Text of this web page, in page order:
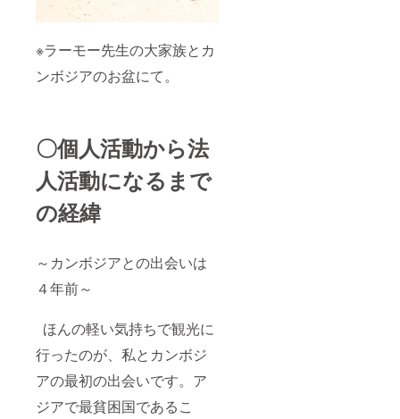
※ラーモー先生の大家族とカ
ンボジアのお盆にて。
〇個人活動から法
人活動になるまで
の経緯
～カンボジアとの出会いは
４年前～
ほんの軽い気持ちで観光に
行ったのが、私とカンボジ
アの最初の出会いです。ア
ジアで最貧困国であるこ